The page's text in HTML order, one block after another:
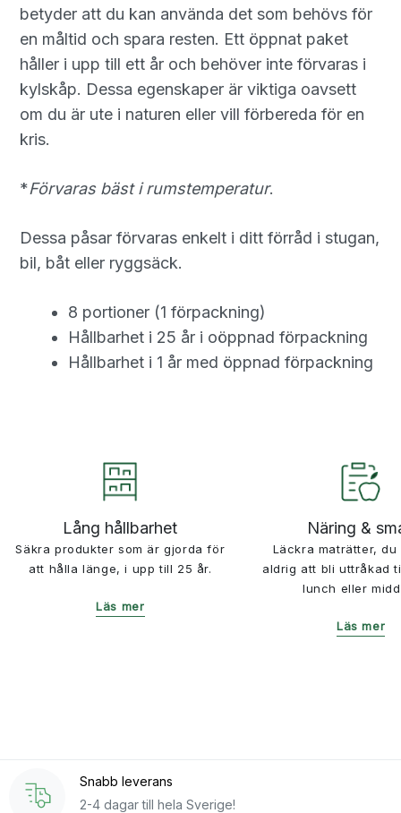
betyder att du kan använda det som behövs för
en måltid och spara resten. Ett öppnat paket
håller i upp till ett år och behöver inte förvaras i
kylskåp. Dessa egenskaper är viktiga oavsett
om du är ute i naturen eller vill förbereda för en
kris.
*Förvaras bäst i rumstemperatur.
Dessa påsar förvaras enkelt i ditt förråd i stugan,
bil, båt eller ryggsäck.
8 portioner (1 förpackning)
Hållbarhet i 25 år i oöppnad förpackning
Hållbarhet i 1 år med öppnad förpackning
Lång hållbarhet
Säkra produkter som är gjorda för
att hålla länge, i upp till 25 år.
Läs mer
Näring &
Läckra maträtter, du
aldrig att bli uttråkad
lunch eller
Läs mer
Snabb leverans
2-4 dagar till hela Sverige!